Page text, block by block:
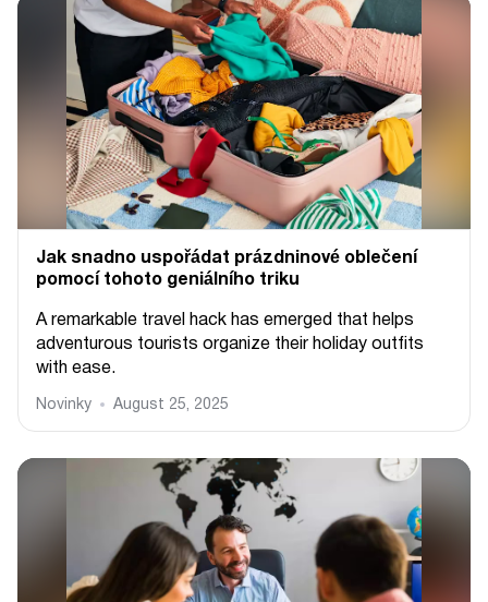
Jak snadno uspořádat prázdninové oblečení
pomocí tohoto geniálního triku
A remarkable travel hack has emerged that helps
adventurous tourists organize their holiday outfits
with ease.
Novinky August 25, 2025